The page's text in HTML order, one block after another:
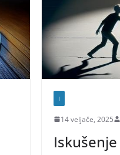
I
14 veljače, 2025
Iskušenje